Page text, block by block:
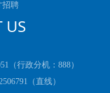
招聘
US
（行政分机：888）
62506791（直线）